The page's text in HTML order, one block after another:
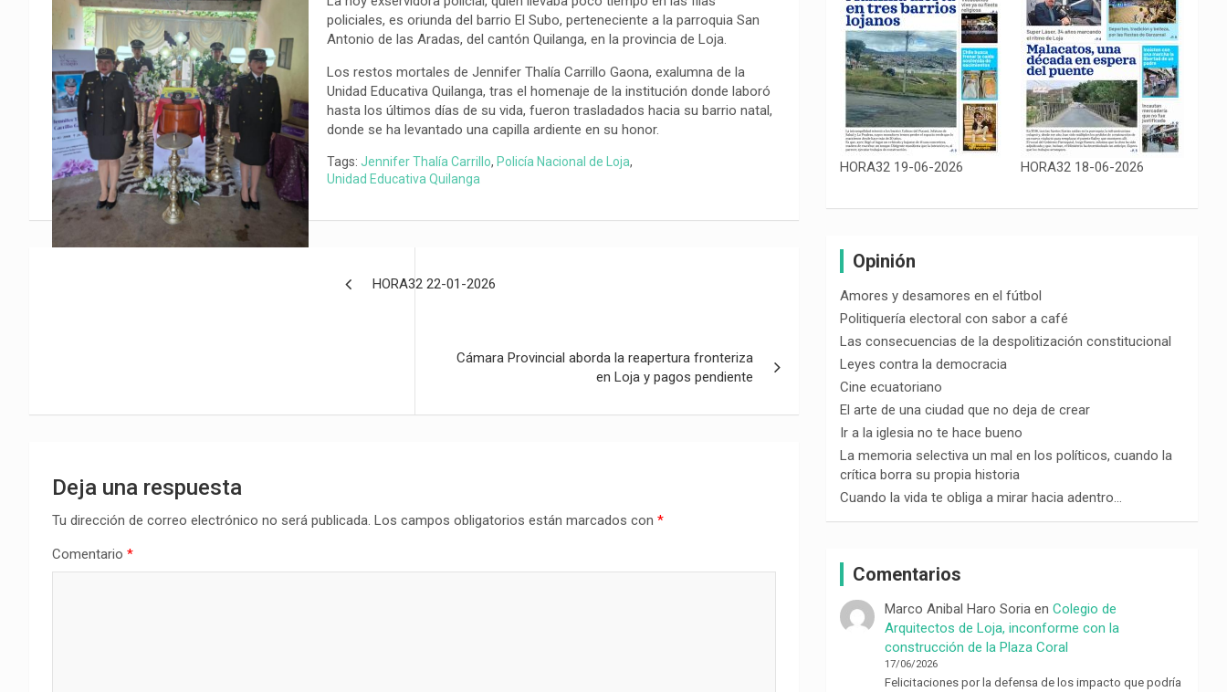
o
k
p
p
a
m
n
k
t
r
policiales, es oriunda del barrio El Subo, perteneciente a la parroquia San
Antonio de las Aradas, del cantón Quilanga, en la provincia de Loja.
Los restos mortales de Jennifer Thalía Carrillo Gaona, exalumna de la
Unidad Educativa Quilanga, tras el homenaje de la institución donde laboró
hasta los últimos días de su vida, fueron trasladados hacia su barrio natal,
donde se ha levantado una capilla ardiente en su honor.
Tags: Jennifer Thalía Carrillo, Policía Nacional de Loja,
Unidad Educativa Quilanga
HORA32 22-01-2026
Cámara Provincial aborda la reapertura fronteriza
en Loja y pagos pendiente
Deja una respuesta
Tu dirección de correo electrónico no será publicada. Los campos obligatorios están marcados con *
Comentario *
HORA32 19-06-2026 HORA32 18-06-2026
Opinión
Amores y desamores en el fútbol
Politiquería electoral con sabor a café
Las consecuencias de la despolitización constitucional
Leyes contra la democracia
Cine ecuatoriano
El arte de una ciudad que no deja de crear
Ir a la iglesia no te hace bueno
La memoria selectiva un mal en los políticos, cuando la
crítica borra su propia historia
Cuando la vida te obliga a mirar hacia adentro…
Comentarios
Marco Anibal Haro Soria enColegio de
Arquitectos de Loja, inconforme con la
construcción de la Plaza Coral
17/06/2026
Felicitaciones por la defensa de los impacto que podría